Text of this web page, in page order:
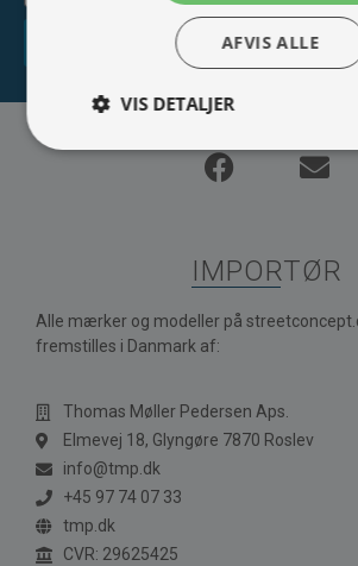
Tilmeld
IMPORTØR
Alle mærker og modeller på
fremstilles i Danmark af:
Thomas Møller Pedersen Aps.
Elmevej 18, Glyngøre 7870 Roslev
info@tmp.dk
+45 97 74 07 33
tmp.dk
CVR: 29625425
AFVIS ALLE
VIS DETALJER